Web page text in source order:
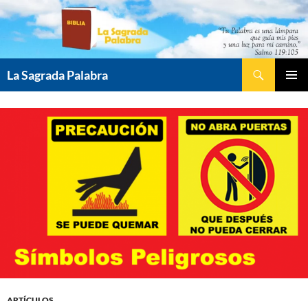
Saltar
contenido
La Sagrada Palabra